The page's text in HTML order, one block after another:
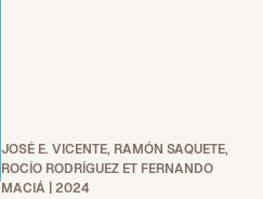
JOSÉ E. VICENTE, RAMÓN SAQUETE,
ROCÍO RODRÍGUEZ ET FERNANDO
MACIÁ | 2024